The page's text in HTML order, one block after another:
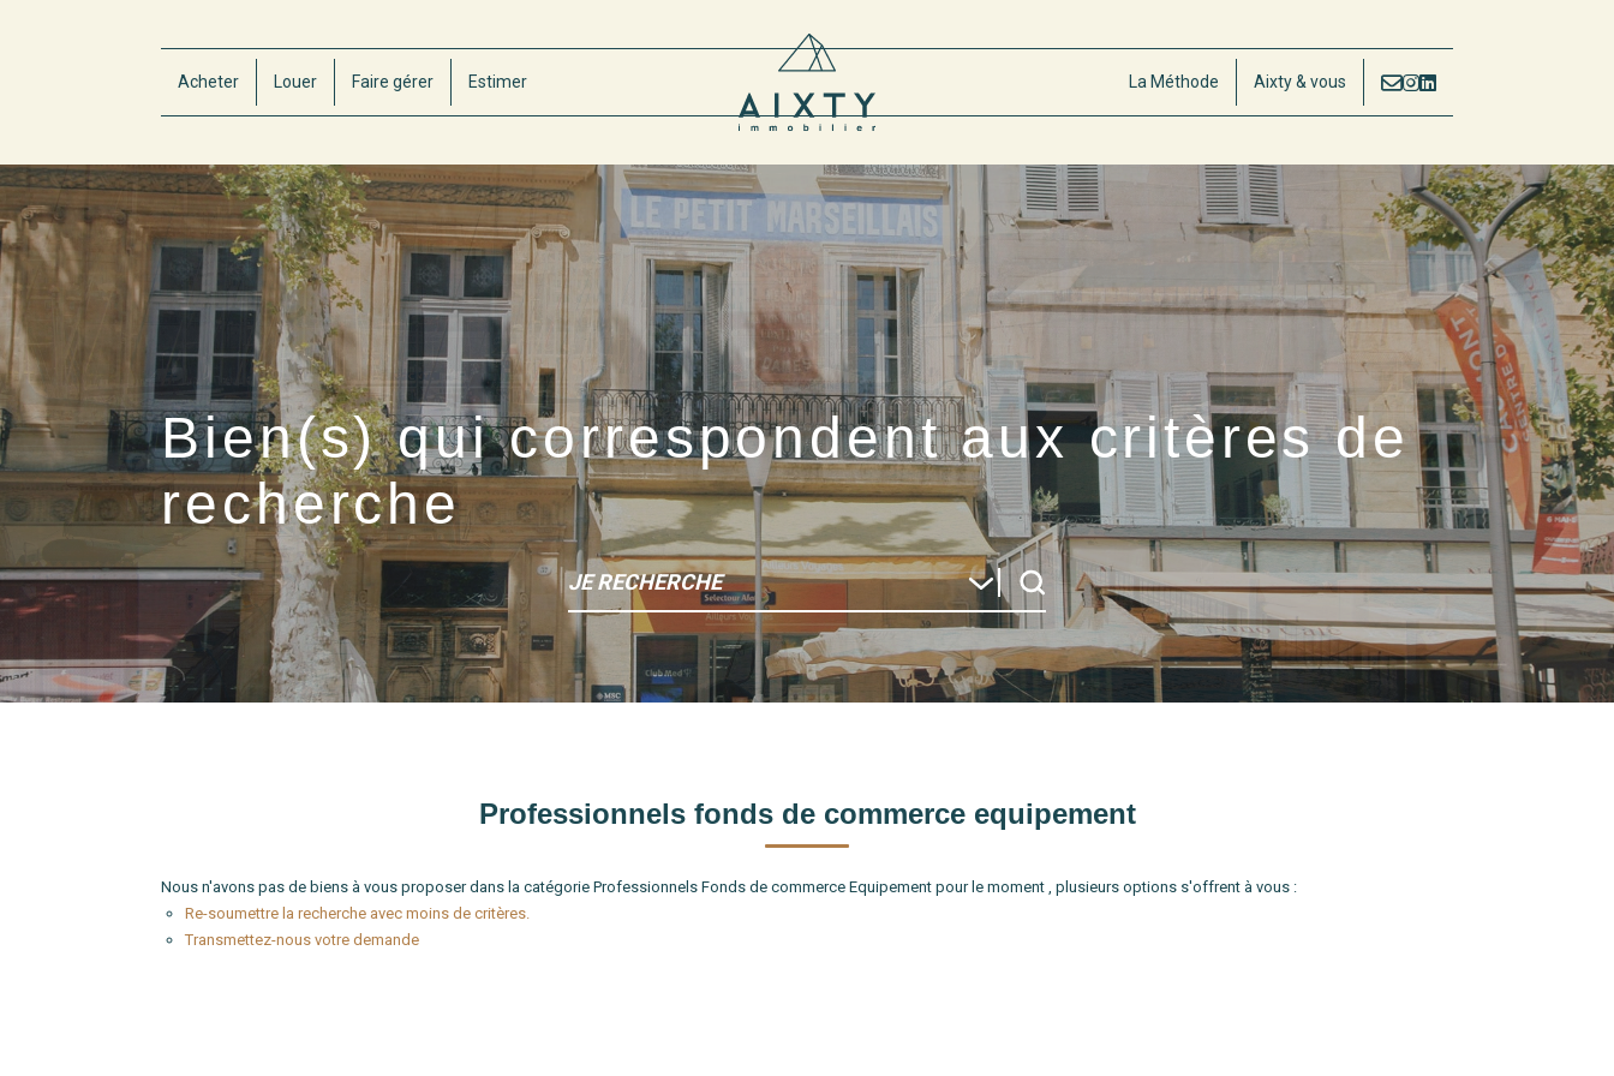
Acheter Louer Faire gérer Estimer La Méthode Aixty & vous
Bien(s) qui correspondent aux critères de
recherche
JE RECHERCHE
Type de bien Localité
Professionnels fonds de commerce equipement
Nous n'avons pas de biens à vous proposer dans la catégorie Professionnels Fonds de commerce Equipement pour le moment , plusieurs options s'offrent à vous :
Re-soumettre la recherche avec moins de critères.
Transmettez-nous votre demande